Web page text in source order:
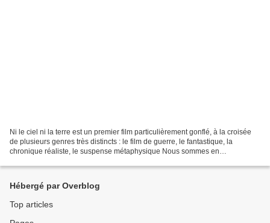
Ni le ciel ni la terre est un premier film particulièrement gonflé, à la croisée
de plusieurs genres très distincts : le film de guerre, le fantastique, la
chronique réaliste, le suspense métaphysique Nous sommes en
Hébergé par Overblog
Top articles